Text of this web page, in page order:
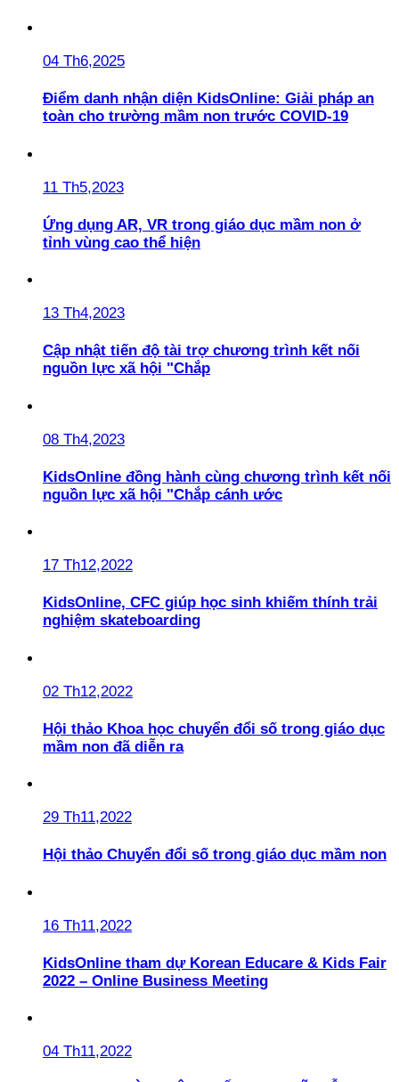
04 Th6,2025
Điểm danh nhận diện KidsOnline: Giải pháp an
toàn cho trường mầm non trước COVID-19
11 Th5,2023
Ứng dụng AR, VR trong giáo dục mầm non ở
tỉnh vùng cao thể hiện
13 Th4,2023
Cập nhật tiến độ tài trợ chương trình kết nối
nguồn lực xã hội "Chắp
08 Th4,2023
KidsOnline đồng hành cùng chương trình kết nối
nguồn lực xã hội "Chắp cánh ước
17 Th12,2022
KidsOnline, CFC giúp học sinh khiếm thính trải
nghiệm skateboarding
02 Th12,2022
Hội thảo Khoa học chuyển đổi số trong giáo dục
mầm non đã diễn ra
29 Th11,2022
Hội thảo Chuyển đổi số trong giáo dục mầm non
16 Th11,2022
KidsOnline tham dự Korean Educare & Kids Fair
2022 – Online Business Meeting
04 Th11,2022